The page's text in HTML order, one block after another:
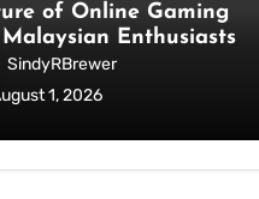
of Online Gaming
Enthusiasts
SindyRBrewer
1, 2026